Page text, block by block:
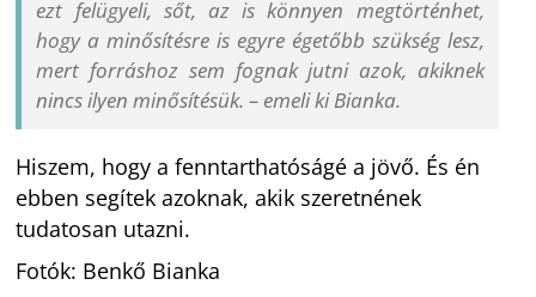
ezt felügyeli, sőt, az is könnyen megtörténhet,
hogy a minősítésre is egyre égetőbb szükség lesz,
mert forráshoz sem fognak jutni azok, akiknek
nincs ilyen minősítésük. – emeli ki Bianka.
Hiszem, hogy a fenntarthatóságé a jövő. És én
ebben segítek azoknak, akik szeretnének
tudatosan utazni.
Fotók: Benkő Bianka